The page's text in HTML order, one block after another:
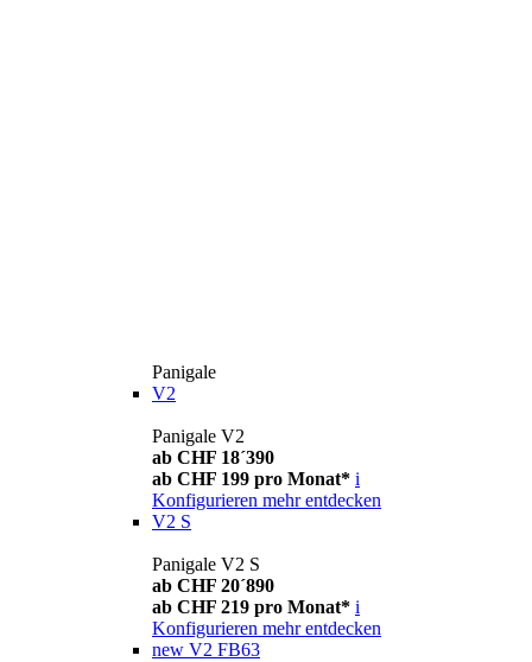
Panigale
V2
Panigale V2
ab CHF 18´390
ab CHF 199 pro Monat* i
Konfigurieren mehr entdecken
V2 S
Panigale V2 S
ab CHF 20´890
ab CHF 219 pro Monat* i
Konfigurieren mehr entdecken
new V2 FB63